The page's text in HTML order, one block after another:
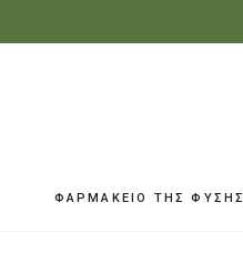
ΦΑΡΜΑΚΕΙΟ ΤΗΣ ΦΥΣΗΣ